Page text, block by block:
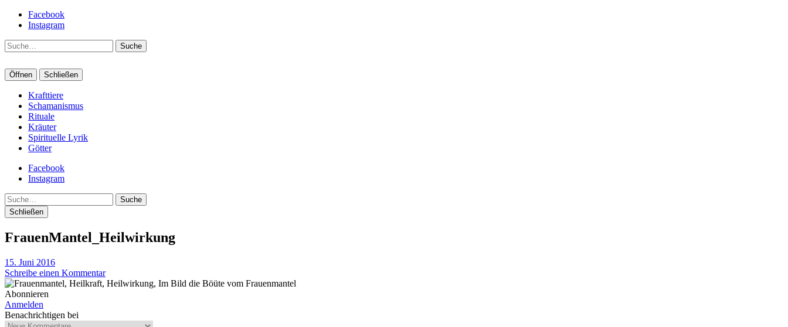
Facebook
Instagram
Suche
Öffnen Schließen
Krafttiere
Schamanismus
Rituale
Kräuter
Spirituelle Lyrik
Götter
Facebook
Instagram
Suche
Schließen
FrauenMantel_Heilwirkung
15. Juni 2016
Schreibe einen Kommentar
Abonnieren
Anmelden
Benachrichtigen bei